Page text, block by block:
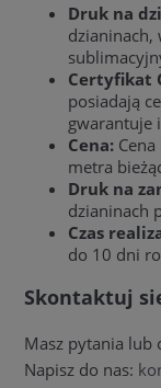
Druk na
dzianinach,
Certyfikat
posiadają
gwarantuje
Cena:
metra
Druk na
dzianinach
Czas
do 10 dni
Skontaktuj
Masz pytania lub
Napisz do nas: